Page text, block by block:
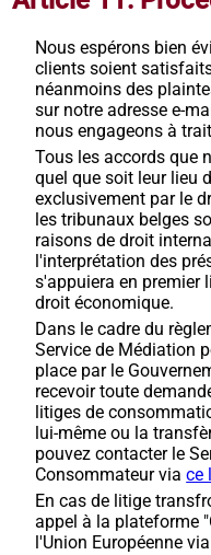
Nous espérons bien
clients soient
néanmoins des
sur notre adresse e-
nous engageons à
Tous les accords que
quel que soit leur lieu
exclusivement par le
les tribunaux belges
raisons de droit
l'interprétation des
s'appuiera en premier
droit économique.
Dans le cadre du
Service de Médiation
place par le
recevoir toute
litiges de
lui-même ou la
pouvez contacter le
Consommateur viace
En cas de litige
appel à la plateforme
l'Union Européenne